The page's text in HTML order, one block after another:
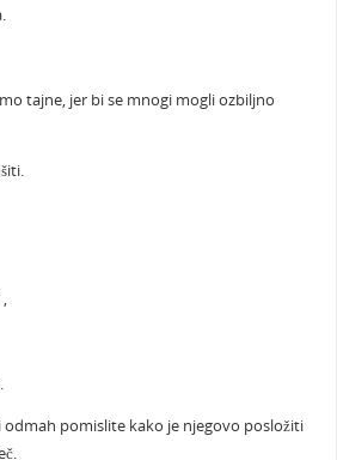
tajne, jer bi se mnogi mogli ozbiljno
odmah pomislite kako je njegovo posložiti